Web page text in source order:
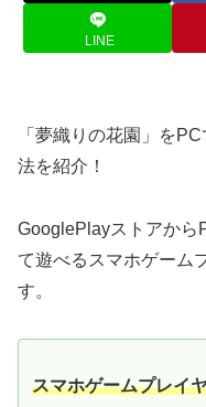
LINE
「夢織りの花園」を
法を紹介！
GooglePlayストアから
て遊べるスマホゲーム
す。
スマホゲームプレイ